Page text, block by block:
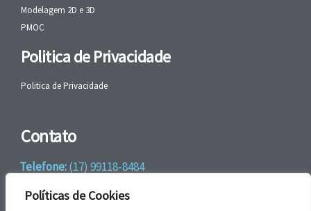
Políticas de Cookies
Modelagem 2D e 3D
PMOC
Politica de Privacidade
Politica de Privacidade
Contato
Telefone:(17) 99118-8484
WhatsApp:+55 (17) 99118-8484